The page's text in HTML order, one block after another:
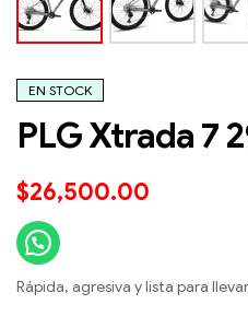
EN STOCK
PLG Xtrada 7
$26,500.00
Rápida, agresiva y lista para